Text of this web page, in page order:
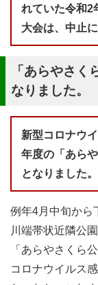
れていた令和2
大会は、中止
「あらやさ
なりました。
新型コロナウ
年度の「あら
となりました。
例年4月中旬から
川端帯状近隣公
「あらやさくら
コロナウイルス